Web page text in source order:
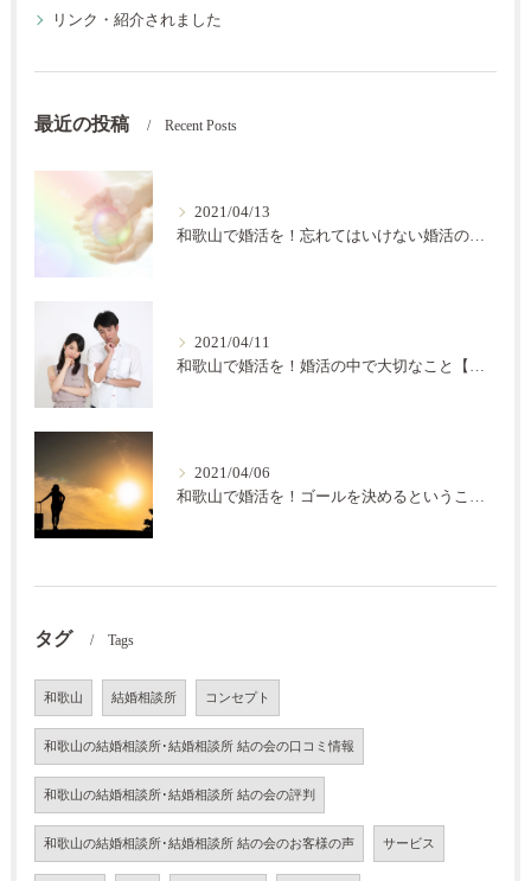
リンク・紹介されました
最近の投稿 Recent Posts
2021/04/13
和歌山で婚活を！忘れてはいけない婚活の秘訣【結の会】
2021/04/11
2021/04/06
タグ Tags
和歌山 結婚相談所 コンセプト
和歌山の結婚相談所･結婚相談所 結の会の口コミ情報
和歌山の結婚相談所･結婚相談所 結の会の評判
和歌山の結婚相談所･結婚相談所 結の会のお客様の声 サービス